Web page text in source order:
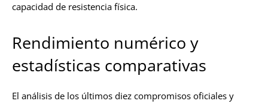
capacidad de resistencia física.
Rendimiento numérico y
estadísticas comparativas
El análisis de los últimos diez compromisos oficiales y